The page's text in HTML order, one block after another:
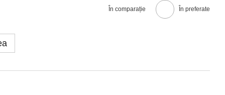
În comparație În preferate